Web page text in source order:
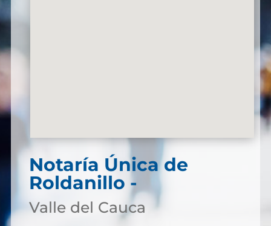
Notaría Única de
Roldanillo -
Valle del Cauca